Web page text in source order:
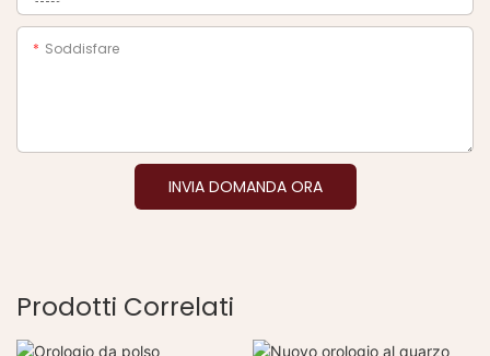
Soddisfare
INVIA DOMANDA ORA
Prodotti Correlati